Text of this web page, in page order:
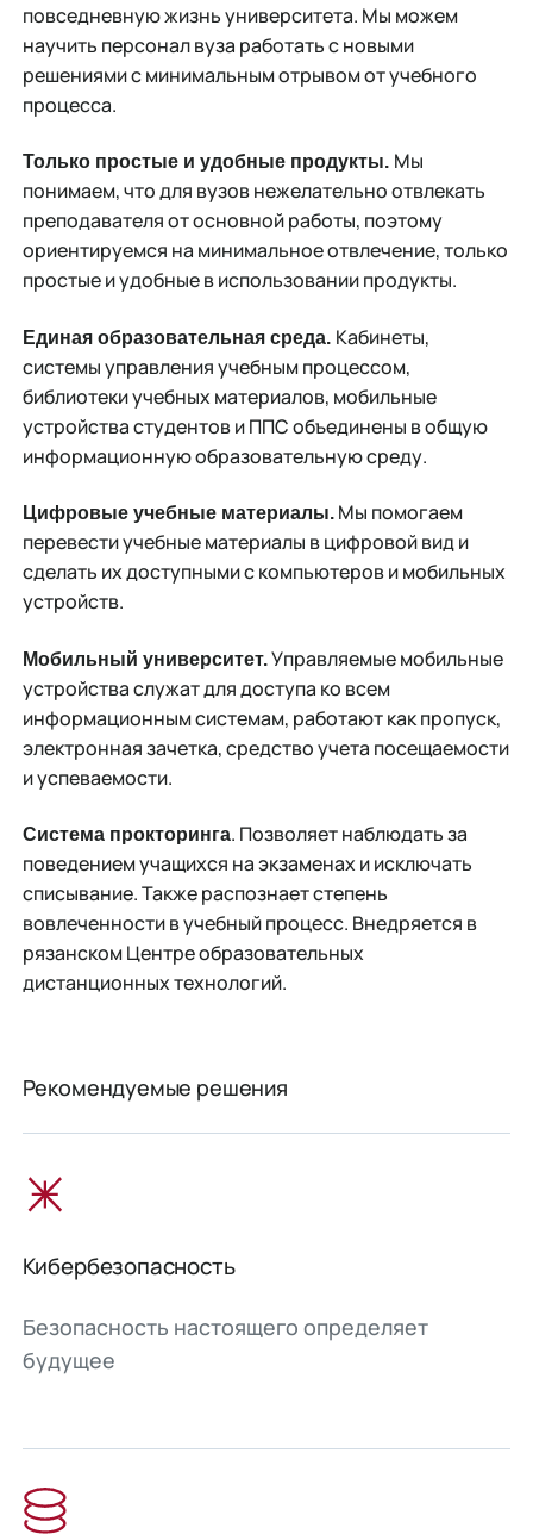
повседневную жизнь университета. Мы можем
научить персонал вуза работать с новыми
решениями с минимальным отрывом от учебного
процесса.
Только простые и удобные продукты. Мы
понимаем, что для вузов нежелательно отвлекать
преподавателя от основной работы, поэтому
ориентируемся на минимальное отвлечение, только
простые и удобные в использовании продукты.
Единая образовательная среда. Кабинеты,
системы управления учебным процессом,
библиотеки учебных материалов, мобильные
устройства студентов и ППС объединены в общую
информационную образовательную среду.
Цифровые учебные материалы.Мы помогаем
перевести учебные материалы в цифровой вид и
сделать их доступными с компьютеров и мобильных
устройств.
Мобильный университет.Управляемые мобильные
устройства служат для доступа ко всем
информационным системам, работают как пропуск,
электронная зачетка, средство учета посещаемости
и успеваемости.
Система прокторинга. Позволяет наблюдать за
поведением учащихся на экзаменах и исключать
списывание. Также распознает степень
вовлеченности в учебный процесс. Внедряется в
рязанском Центре образовательных
дистанционных технологий.
Рекомендуемые решения
Кибербезопасность
Безопасность настоящего определяет
будущее